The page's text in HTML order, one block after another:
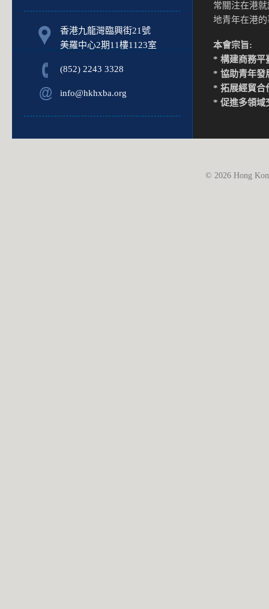
香港九龍灣臨興街21號
美羅中心2期11樓1123室
(852) 2243 3328
info@hkhxba.org
常關注在港
地青年在港
本會宗旨:
* 構建商務平
* 協助青年發
* 拓展經貿合
* 促進多領域
© 2026 Hong